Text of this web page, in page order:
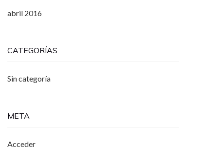
abril 2016
CATEGORÍAS
Sin categoría
META
Acceder